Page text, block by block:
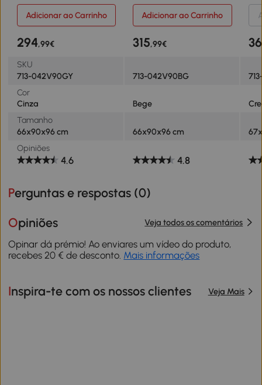
Controlo Remoto e Bolso
Lateral 66x90x96 cm
Controlo Remoto e Bolso
Lateral 66x90x96 cm Bege
Adicionar ao Carrinho Adicionar ao Carrinho
294,99€ 315,99€
SKU
713-042V90GY
713-042V90BG
Cor
Cinza
Bege
Tamanho
66x90x96 cm
66x90x96 cm
Opiniões
4.6 4.8
Perguntas e respostas (0)
Opiniões Veja todos os comentários
Opinar dá prémio! Ao enviares um vídeo do produto,
recebes 20 € de desconto. Mais informações
Inspira-te com os nossos clientes Veja Mais